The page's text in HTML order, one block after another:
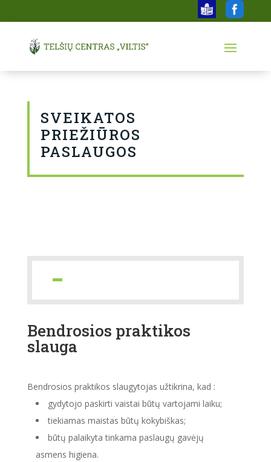
SVEIKATOS
PRIEŽIŪROS
PASLAUGOS
Bendrosios praktikos
slauga
Bendrosios praktikos slaugytojas užtikrina, kad :
gydytojo paskirti vaistai būtų vartojami laiku;
tiekiamas maistas būtų kokybiškas;
būtų palaikyta tinkama paslaugų gavėjų
asmens higiena.